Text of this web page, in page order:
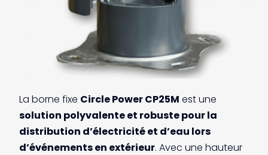
La borne fixe Circle Power CP25M est une
solution polyvalente et robuste pour la
distribution d’électricité et d’eau lors
d’événements en extérieur. Avec une hauteur